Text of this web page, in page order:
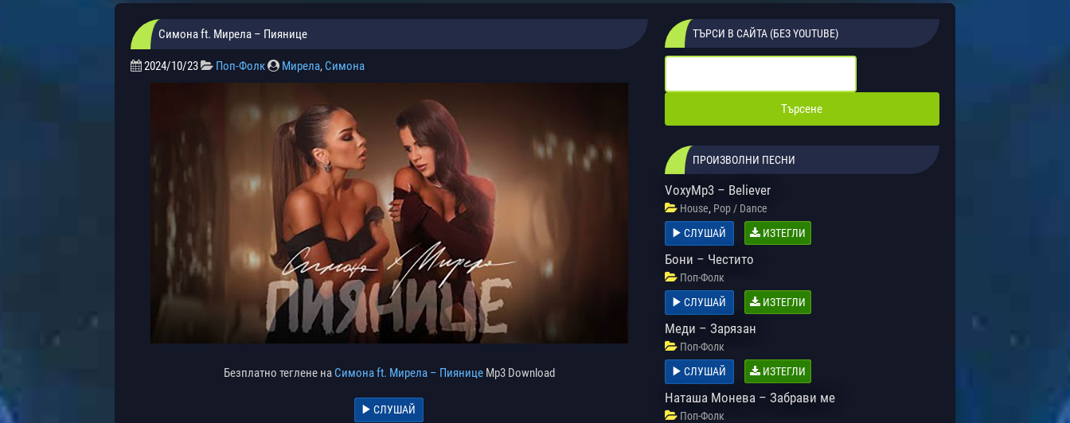
Симона ft. Мирела – Пиянице
2024/10/23 Поп-Фолк Мирела, Симона
Безплатно теглене на Симона ft. Мирела – Пиянице Mp3 Download
СЛУШАЙ
ТЪРСИ В САЙТА (БЕЗ YOUTUBE)
ПРОИЗВОЛНИ ПЕСНИ
VoxyMp3 – Believer
House, Pop / Dance
СЛУШАЙ
ИЗТЕГЛИ
Бони – Честито
Поп-Фолк
СЛУШАЙ
ИЗТЕГЛИ
Меди – Зарязан
Поп-Фолк
СЛУШАЙ
ИЗТЕГЛИ
Наташа Монева – Забрави ме
Поп-Фолк